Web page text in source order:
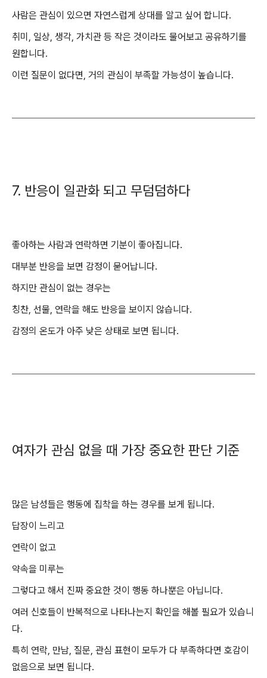
사람은 관심이 있으면 자연스럽게 상대를 알고 싶어 합니다.
취미, 일상, 생각, 가치관 등 작은 것이라도 물어보고 공유하기를
원합니다.
이런 질문이 없다면, 거의 관심이 부족할 가능성이 높습니다.
7. 반응이 일관화 되고 무덤덤하다
좋아하는 사람과 연락하면 기분이 좋아집니다.
대부분 반응을 보면 감정이 묻어납니다.
하지만 관심이 없는 경우는
칭찬, 선물, 연락을 해도 반응을 보이지 않습니다.
감정의 온도가 아주 낮은 상태로 보면 됩니다.
여자가 관심 없을 때 가장 중요한 판단 기준
많은 남성들은 행동에 집착을 하는 경우를 보게 됩니다.
답장이 느리고
연락이 없고
약속을 미루는
그렇다고 해서 진짜 중요한 것이 행동 하나뿐은 아닙니다.
여러 신호들이 반복적으로 나타나는지 확인을 해볼 필요가 있습니
다.
특히 연락, 만남, 질문, 관심 표현이 모두가 다 부족하다면 호감이
없음으로 보면 됩니다.